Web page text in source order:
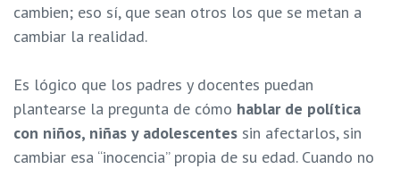
cambien; eso sí, que sean otros los que se metan a
cambiar la realidad.
Es lógico que los padres y docentes puedan
plantearse la pregunta de cómo hablar de política
con niños, niñas y adolescentes sin afectarlos, sin
cambiar esa “inocencia” propia de su edad. Cuando no